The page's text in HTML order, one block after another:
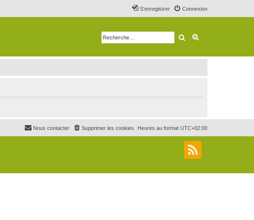
Connexion
S’enregistrer
Rechercher
Heures au format UTC+02:00
Supprimer les cookies
Nous contacter